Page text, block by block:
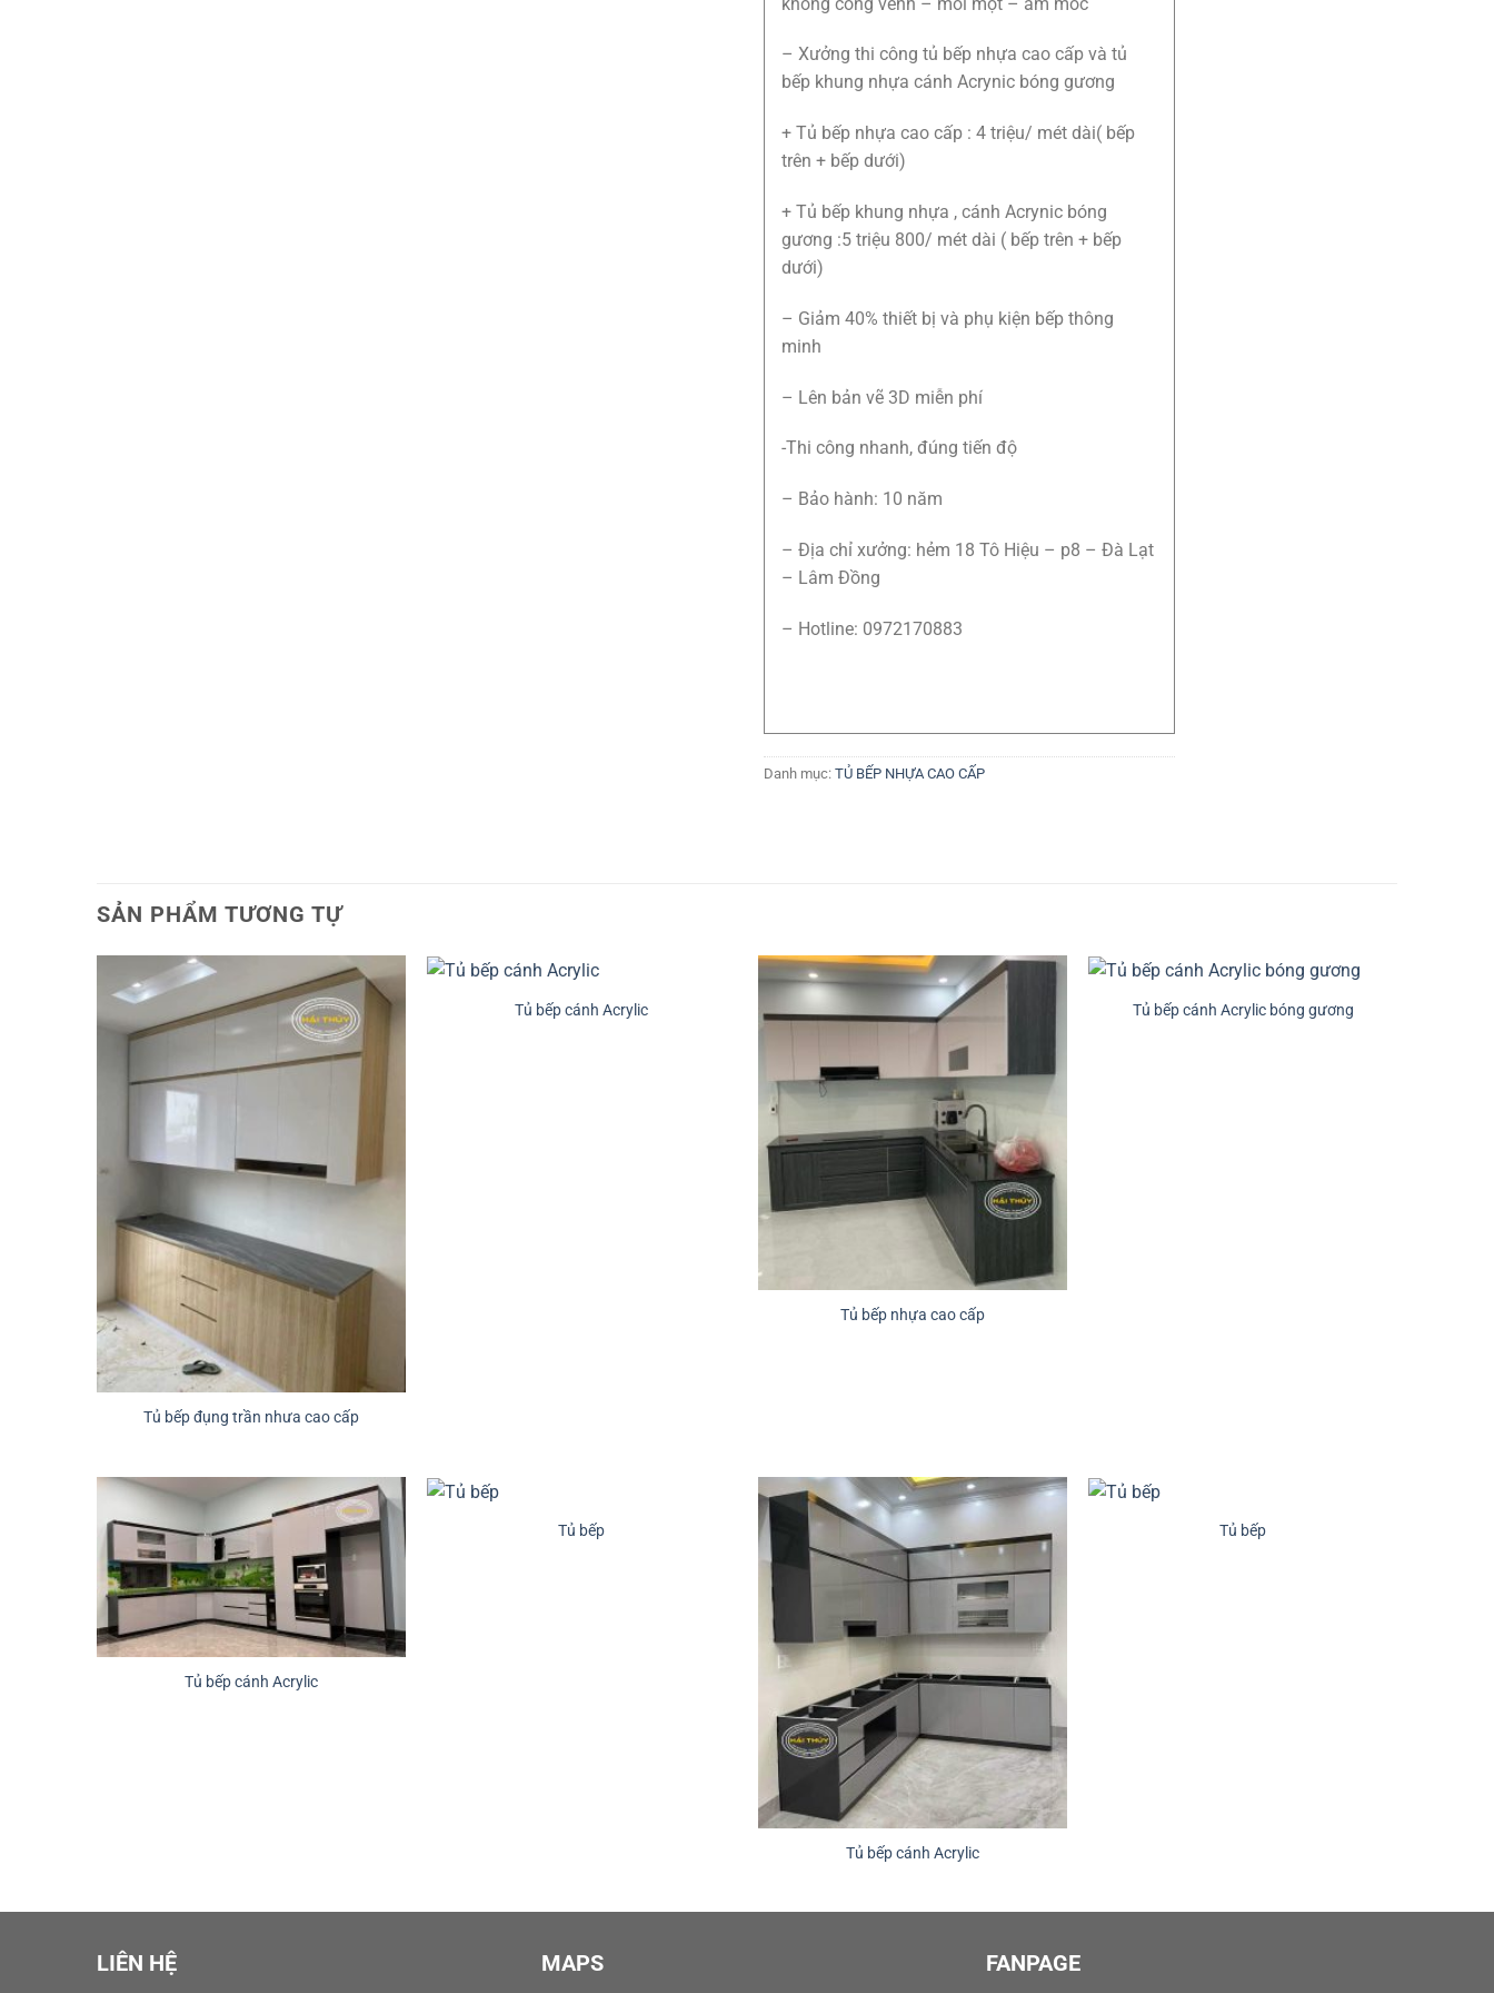
– Xưởng thi công tủ bếp nhựa cao cấp và tủ
bếp khung nhựa cánh Acrynic bóng gương
+ Tủ bếp nhựa cao cấp : 4 triệu/ mét dài( bếp
trên + bếp dưới)
+ Tủ bếp khung nhựa , cánh Acrynic bóng
gương :5 triệu 800/ mét dài ( bếp trên + bếp
dưới)
– Giảm 40% thiết bị và phụ kiện bếp thông
minh
– Lên bản vẽ 3D miễn phí
-Thi công nhanh, đúng tiến độ
– Bảo hành: 10 năm
– Địa chỉ xưởng: hẻm 18 Tô Hiệu – p8 – Đà Lạt
– Lâm Đồng
– Hotline: 0972170883
Danh mục: TỦ BẾP NHỰA CAO CẤP
SẢN PHẨM TƯƠNG TỰ
Tủ bếp đụng trần nhưa cao cấp
Tủ bếp cánh Acrylic
Tủ bếp nhựa cao cấp
Tủ bếp cánh Acrylic bóng gương
Tủ bếp cánh Acrylic
Tủ bếp
Tủ bếp cánh Acrylic
Tủ bếp
LIÊN HỆ MAPS FANPAGE